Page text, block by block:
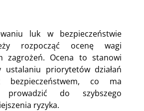
luk w bezpieczeństwie
rozpocząć ocenę wagi
zagrożeń. Ocena to stanowi
ustalaniu priorytetów działań
bezpieczeństwem, co ma
prowadzić do szybszego
ryzyka.